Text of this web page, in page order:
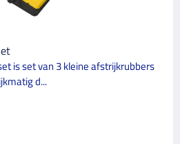
is set van 3 kleine afstrijkrubbers
d...